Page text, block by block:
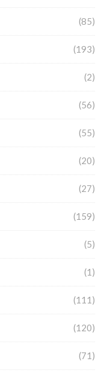
(85)
(193)
(2)
(56)
(55)
(20)
(27)
(159)
(5)
(1)
(111)
(120)
(71)